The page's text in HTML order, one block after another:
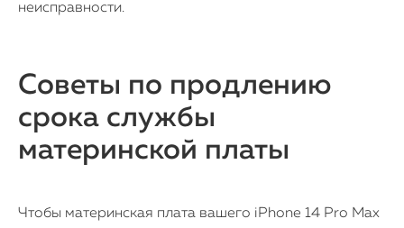
неисправности.
Советы по продлению
срока службы
материнской платы
Чтобы материнская плата вашего iPhone 14 Pro Max